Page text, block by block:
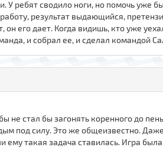
У ребят сводило ноги, но помочь
результат выдающийся,
он его дает. Когда видишь, кто уже
и собрал ее, и сделал командой
не стал бы загонять коренного до
под силу. Это же общеизвестно.
ему такая задача ставилась. Игра